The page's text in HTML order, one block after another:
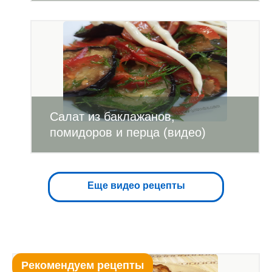
Салат из баклажанов,
помидоров и перца (видео)
Еще видео рецепты
Рекомендуем рецепты